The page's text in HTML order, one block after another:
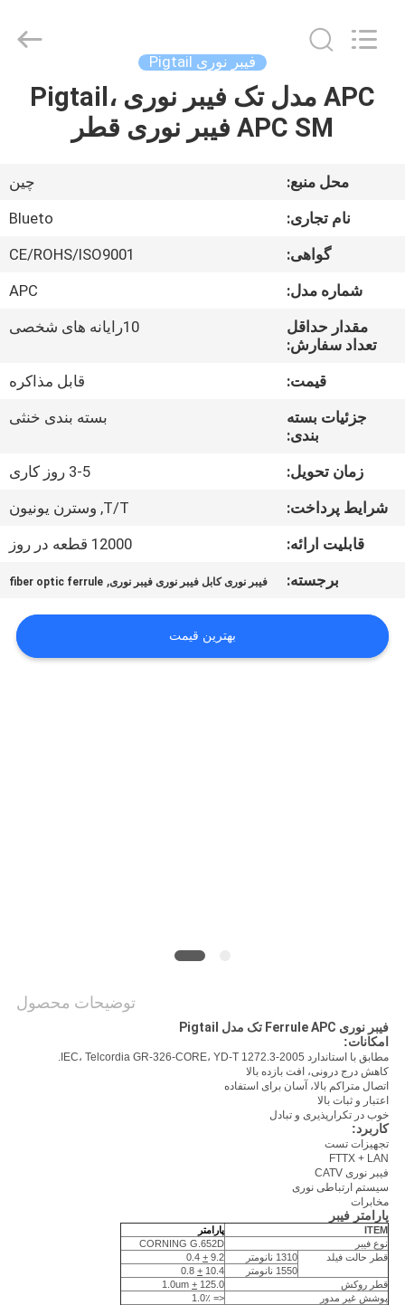
خانه
درباره
کارخانه
کیفیت
ما
تماس
اخبار
Electronics&Communication
Reserved.
فیبر نوری Pigtail
APC مدل تک فیبر نوری Pigtail،
APC SM فیبر نوری قطر
محل منبع:
چين
نام تجاری:
Blueto
گواهی:
CE/ROHS/ISO9001
شماره مدل:
APC
مقدار حداقل
تعداد سفارش:
10رایانه های شخصی
قیمت:
قابل مذاکره
جزئیات بسته
بندی:
بسته بندی خنثی
زمان تحویل:
3-5 روز کاری
شرایط پرداخت:
T/T, وسترن یونیون
قابلیت ارائه:
12000 قطعه در روز
برجسته:
فیبر نوری کابل فیبر نوری فیبر نوری,
fiber optic ferrule
بهترین قیمت
توضیحات محصول
فیبر نوری Ferrule APC تک مدل Pigtail
امکانات:
مطابق با استاندارد IEC، Telcordia GR-326-CORE، YD-T 1272.3-2005.
کاهش درج درونی، افت بازده بالا
اتصال متراکم بالا، آسان برای استفاده
اعتبار و ثبات بالا
خوب در تکرارپذیری و تبادل
کاربرد:
تجهیزات تست
FTTX + LAN
فیبر نوری CATV
سیستم ارتباطی نوری
مخابرات
پارامتر فیبر
ITEM
پارامتر
نوع فیبر
CORNING G.652D
قطر حالت فیلد
1310 نانومتر 9.2
+
0.4
1550 نانومتر
10.4
+
0.8
قطر روکش
125.0
+
1.0um
پوشش غیر مدور
<= 1.0٪